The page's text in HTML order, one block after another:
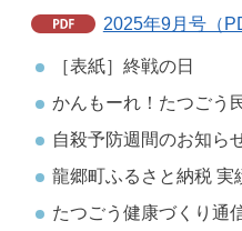
2025年9月号（
［表紙］終戦の日
かんもーれ！たつごう
自殺予防週間のお知ら
龍郷町ふるさと納税 実
たつごう健康づくり